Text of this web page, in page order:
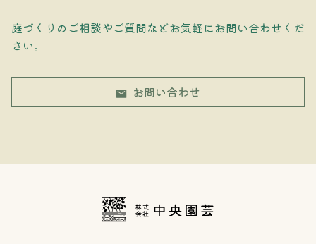
庭づくりのご相談やご質問などお気軽にお問い合わせくだ
さい。
お問い合わせ